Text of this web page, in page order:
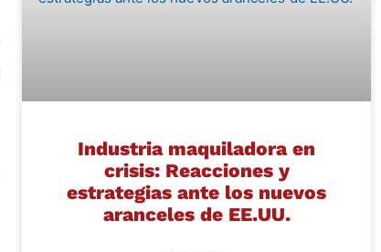
Industria maquiladora en
crisis: Reacciones y
estrategias ante los nuevos
aranceles de EE.UU.